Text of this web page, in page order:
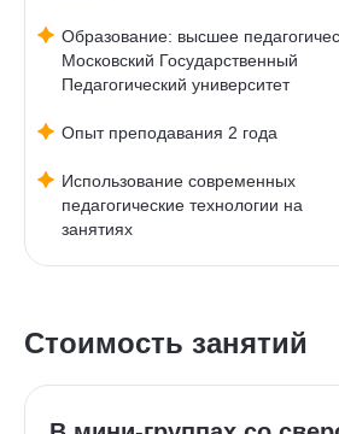
Образование: высшее
Московский Государственный
Педагогический университет
Опыт преподавания 2 года
Использование современных
педагогические технологии на
занятиях
Стоимость занятий